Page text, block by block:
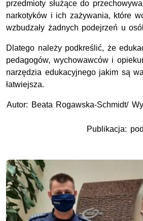
przedmioty służące do
narkotyków i ich zażywania, które
wzbudzały żadnych podejrzeń u
Dlatego należy podkreślić, że
pedagogów, wychowawców i
narzędzia edukacyjnego jakim są
łatwiejsza.
Autor: Beata Rogawska-Schmidt/
Publikacja: